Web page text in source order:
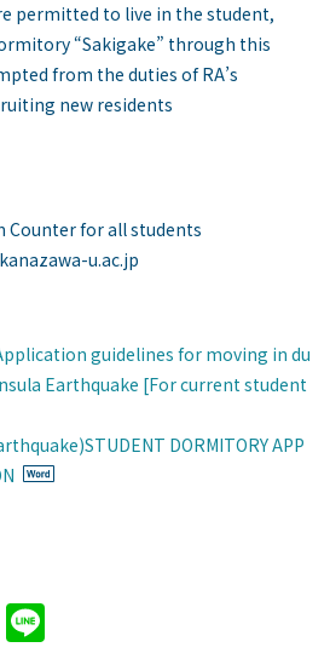
permitted to live in the student,
“Sakigake” through this
from the duties of RA’s
new residents
Counter for all students
u.ac.jp
guidelines for moving in du
Earthquake [For current student
DORMITORY APP
H